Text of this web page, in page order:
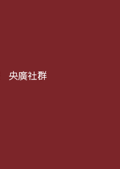
央廣社群